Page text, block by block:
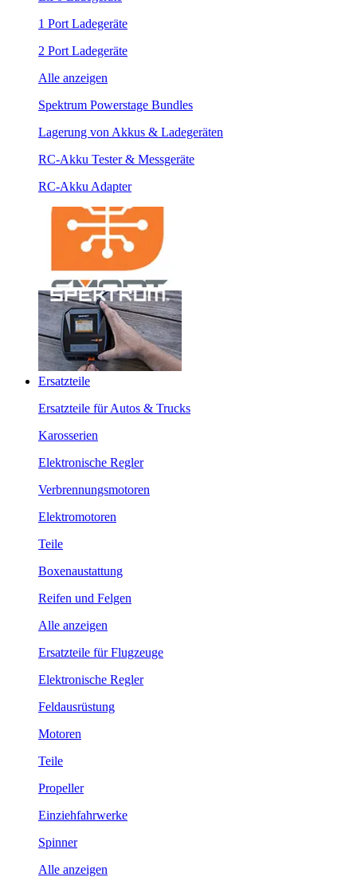
1 Port Ladegeräte
2 Port Ladegeräte
Alle anzeigen
Spektrum Powerstage Bundles
Lagerung von Akkus & Ladegeräten
RC-Akku Tester & Messgeräte
RC-Akku Adapter
Ersatzteile
Ersatzteile für Autos & Trucks
Karosserien
Elektronische Regler
Verbrennungsmotoren
Elektromotoren
Teile
Boxenaustattung
Reifen und Felgen
Alle anzeigen
Ersatzteile für Flugzeuge
Elektronische Regler
Feldausrüstung
Motoren
Teile
Propeller
Einziehfahrwerke
Spinner
Alle anzeigen